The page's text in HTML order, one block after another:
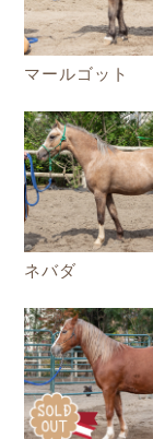
マールゴット
ネバダ